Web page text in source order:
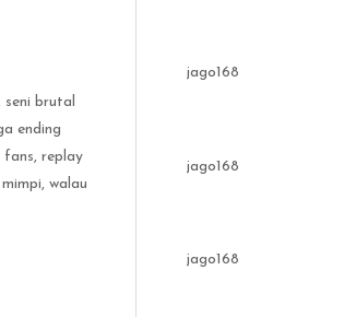
brutal
ending
fans, replay
walau
jago168
jago168
jago168